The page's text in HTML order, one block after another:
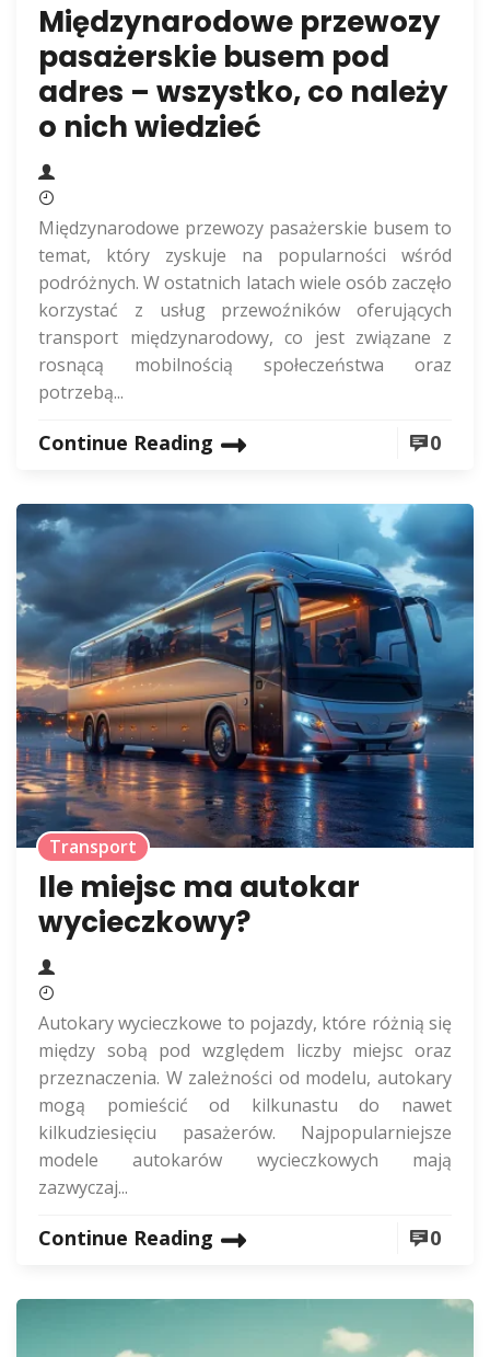
Międzynarodowe przewozy
pasażerskie busem pod
adres – wszystko, co należy
o nich wiedzieć
Międzynarodowe przewozy pasażerskie busem to
temat, który zyskuje na popularności wśród
podróżnych. W ostatnich latach wiele osób zaczęło
korzystać z usług przewoźników oferujących
transport międzynarodowy, co jest związane z
rosnącą mobilnością społeczeństwa oraz
potrzebą...
Continue Reading 0
Transport
Ile miejsc ma autokar
wycieczkowy?
Autokary wycieczkowe to pojazdy, które różnią się
między sobą pod względem liczby miejsc oraz
przeznaczenia. W zależności od modelu, autokary
mogą pomieścić od kilkunastu do nawet
kilkudziesięciu pasażerów. Najpopularniejsze
modele autokarów wycieczkowych mają
zazwyczaj...
Continue Reading 0